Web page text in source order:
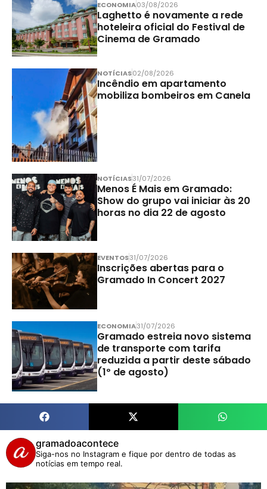
ECONOMIA03/08/2026
Laghetto é novamente a rede
hoteleira oficial do Festival de
Cinema de Gramado
NOTÍCIAS02/08/2026
Incêndio em apartamento
mobiliza bombeiros em Canela
NOTÍCIAS31/07/2026
Menos É Mais em Gramado:
Show do grupo vai iniciar às 20
horas no dia 22 de agosto
EVENTOS31/07/2026
Inscrições abertas para o
Gramado In Concert 2027
ECONOMIA31/07/2026
Gramado estreia novo sistema
de transporte com tarifa
reduzida a partir deste sábado
(1º de agosto)
gramadoacontece
Siga-nos no Instagram e fique por dentro de todas as
notícias em tempo real.